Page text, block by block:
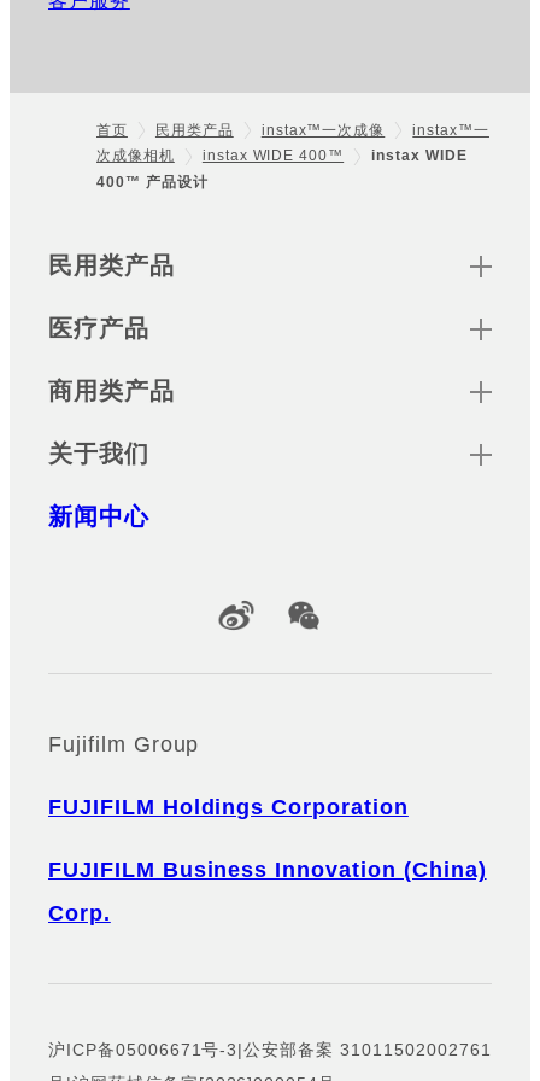
Footer
首页 民用类产品 instax™一次成像
instax™一
次成像相机
instax WIDE 400™
instax WIDE
400™ 产品设计
Sitemap
民用类产品
医疗产品
商用类产品
关于我们
新闻中心
Official Social Media Accounts
Fujifilm Group
FUJIFILM Holdings Corporation
FUJIFILM Business Innovation (China)
Corp.
沪ICP备05006671号-3|公安部备案 31011502002761